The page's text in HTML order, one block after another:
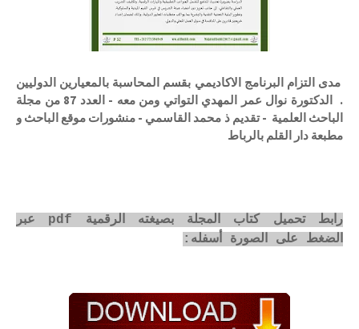
مدى التزام البرنامج الاكاديمي بقسم المحاسبة بالمعيارين الدوليين
. الدكتورة نوال عمر المهدي التواتي ومن معه - العدد 87 من مجلة
الباحث العلمية - تقديم ذ محمد القاسمي - منشورات موقع الباحث و
مطبعة دار القلم بالرباط
رابط تحميل كتاب المجلة بصيغته الرقمية pdf عبر
الضغط على الصورة أسفله: